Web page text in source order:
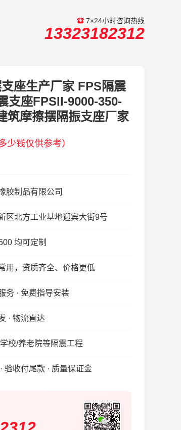
7×24小时咨询热线
13323182312
座生产厂家 FPS隔震
支座FPSII-9000-350-
筑摩擦摆隔振支座厂家
少钱仅供参考）
胶制品有限公司
区北方工业基地迎宾大街9号
均可定制
用，资质齐全、价格更低
务 · 免费指导安装
· 物流直达
校/养老院等隔震工程
验收付尾款 · 质量保证金